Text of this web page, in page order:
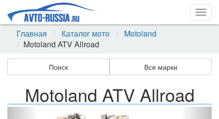
Главная
Каталог мото
Motoland
Motoland ATV Allroad
Поиск Все марки
Motoland ATV Allroad